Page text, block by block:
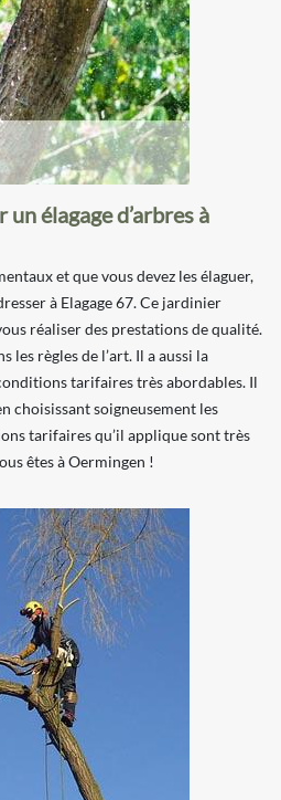
élagage d’arbres à
et que vous devez les élaguer,
à Elagage 67. Ce jardinier
réaliser des prestations de qualité.
les règles de l’art. Il a aussi la
tarifaires très abordables. Il
choisissant soigneusement les
tarifaires qu’il applique sont très
êtes à Oermingen !